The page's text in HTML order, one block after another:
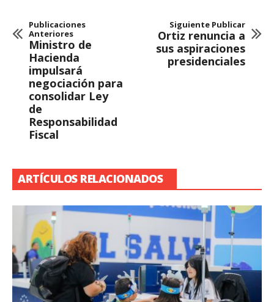
Publicaciones
Anteriores
Ministro de
Hacienda
impulsará
negociación para
consolidar Ley
de
Responsabilidad
Fiscal
Siguiente Publicar
Ortiz renuncia a
sus aspiraciones
presidenciales
ARTÍCULOS RELACIONADOS